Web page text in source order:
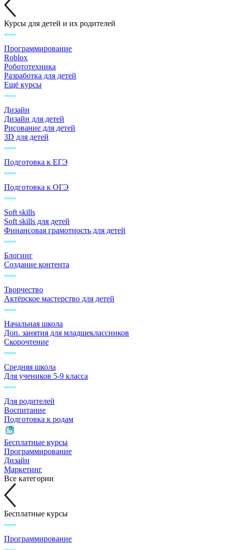
Курсы для детей и их родителей
Программирование
Roblox
Робототехника
Разработка для детей
Ещё курсы
Дизайн
Дизайн для детей
Рисование для детей
3D для детей
Подготовка к ЕГЭ
Подготовка к ОГЭ
Soft skills
Soft skills для детей
Финансовая грамотность для детей
Блогинг
Создание контента
Творчество
Актёрское мастерство для детей
Начальная школа
Доп. занятия для младшеклассников
Скорочтение
Средняя школа
Для учеников 5-9 класса
Для родителей
Воспитание
Подготовка к родам
Бесплатные курсы
Программирование
Дизайн
Маркетинг
Все категории
Бесплатные курсы
Программирование